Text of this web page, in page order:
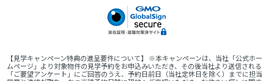
【見学キャンペーン特典の進呈要件について】 ※本キャンペーンは、当社「公式ホー
ムページ」より対象物件の見学予約をお申込みいただき、その後当社より送信される
「ご要望アンケート」にご回答のうえ、予約日前日（当社定休日を除く）までに担当